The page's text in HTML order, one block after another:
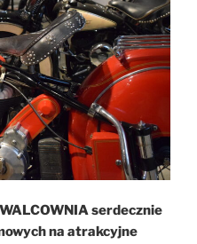
serdecznie
na atrakcyjne